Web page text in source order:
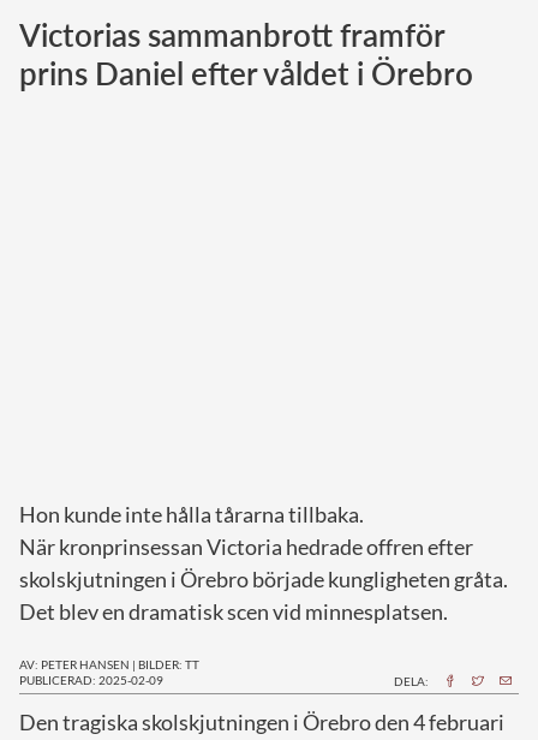
Norska kungahuset
Danska kungahuset
Victorias sammanbrott framför
prins Daniel efter våldet i Örebro
Hon kunde inte hålla tårarna tillbaka.
När kronprinsessan Victoria hedrade offren efter
skolskjutningen i Örebro började kungligheten gråta.
Det blev en dramatisk scen vid minnesplatsen.
AV: PETER HANSEN | BILDER: TT
PUBLICERAD: 2025-02-09
DELA:
Den tragiska skolskjutningen i Örebro den 4 februari